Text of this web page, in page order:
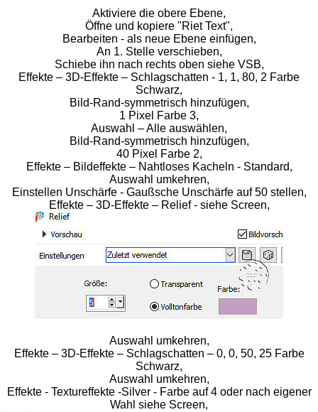
Aktiviere die obere Ebene,
Öffne und kopiere "Riet Text",
Bearbeiten - als neue Ebene einfügen,
An 1. Stelle verschieben,
Schiebe ihn nach rechts oben siehe VSB,
Effekte – 3D-Effekte – Schlagschatten - 1, 1, 80, 2 Farbe
Schwarz,
Bild-Rand-symmetrisch hinzufügen,
1 Pixel Farbe 3,
Auswahl – Alle auswählen,
Bild-Rand-symmetrisch hinzufügen,
40 Pixel Farbe 2,
Effekte – Bildeffekte – Nahtloses Kacheln - Standard,
Auswahl umkehren,
Einstellen Unschärfe - Gaußsche Unschärfe auf 50 stellen,
Effekte – 3D-Effekte – Relief - siehe Screen,
Auswahl umkehren,
Effekte – 3D-Effekte – Schlagschatten – 0, 0, 50, 25 Farbe
Schwarz,
Auswahl umkehren,
Effekte - Textureffekte -Silver - Farbe auf 4 oder nach eigener
Wahl siehe Screen,